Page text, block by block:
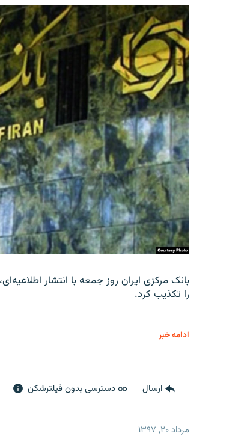
را تکذیب کرد.
ادامه خبر
ارسال دسترسی بدون فیلترشکن
مرداد ۲۰, ۱۳۹۷